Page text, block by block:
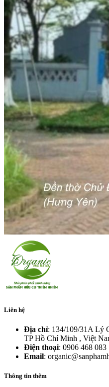
Liên hệ
Địa chỉ: 134/109/31A Lý
TP Hồ Chí Minh , Việt
Điện thoại: 0906 468 083
Email:
Thông tin thêm